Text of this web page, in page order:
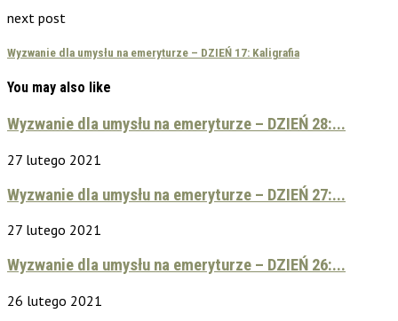
next post
Wyzwanie dla umysłu na emeryturze – DZIEŃ 17: Kaligrafia
You may also like
Wyzwanie dla umysłu na emeryturze – DZIEŃ 28:...
27 lutego 2021
Wyzwanie dla umysłu na emeryturze – DZIEŃ 27:...
27 lutego 2021
Wyzwanie dla umysłu na emeryturze – DZIEŃ 26:...
26 lutego 2021